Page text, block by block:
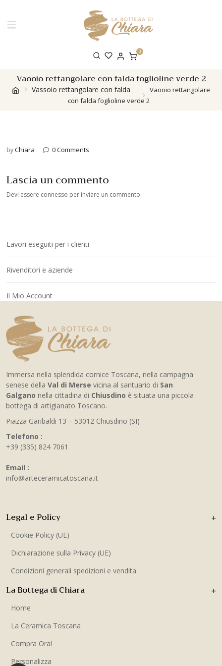
0
Vaooio rettangolare con falda foglioline verde 2
Vassoio rettangolare con falda
Vaooio rettangolare
con falda foglioline verde 2
byChiara 0 Comments
Lascia un commento
Devi essere connesso per inviare un commento.
Lavori eseguiti per i clienti
Rivenditori e aziende
Il Mio Account
Immersa nella splendida cornice Toscana, nella campagna
senese della Val di Merse vicina al santuario di San
Galgano nella cittadina di Chiusdino è situata una piccola
bottega di artigianato Toscano.
Piazza Garibaldi 13 – 53012 Chiusdino (SI)
Telefono :
+39 (335) 824 7061
Email :
info@arteceramicatoscana.it
La Bottega di Chiara
Home
La Ceramica Toscana
Compra Ora!
Personalizza
Legal e Policy
Cookie Policy (UE)
Dichiarazione sulla Privacy (UE)
Condizioni generali spedizioni e vendita